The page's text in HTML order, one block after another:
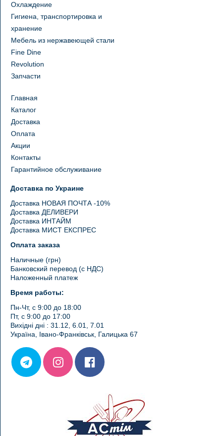
Охлаждение
Гигиена, транспортировка и
хранение
Мебель из нержавеющей стали
Fine Dine
Revolution
Запчасти
Главная
Каталог
Доставка
Оплата
Акции
Контакты
Гарантийное обслуживание
Доставка по Украине
Доставка НОВАЯ ПОЧТА -10%
Доставка ДЕЛИВЕРИ
Доставка ИНТАЙМ
Доставка МИСТ ЕКСПРЕС
Оплата заказа
Наличные (грн)
Банковский перевод (с НДС)
Наложенный платеж
Время работы:
Пн-Чт, с 9:00 до 18:00
Пт, с 9:00 до 17:00
Вихідні дні : 31.12, 6.01, 7.01
Україна, Івано-Франківськ, Галицька 67